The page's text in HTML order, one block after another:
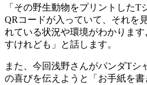
「その野生動物をプリントしたT
QRコードが入っていて、それを
れている状況や環境がわかりま
すけれども」と話します。
また、今回浅野さんがパンダTシ
の喜びを伝えようと「お手紙を